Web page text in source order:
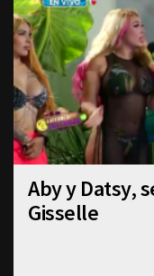
Aby y Datsy,
Gisselle